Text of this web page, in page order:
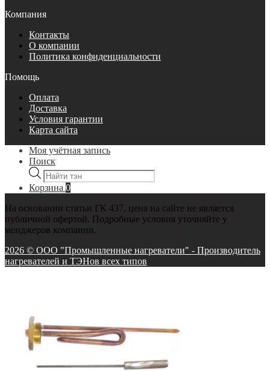
Компания
Контакты
О компании
Политика конфиденциальности
Помощь
Оплата
Доставка
Условия гарантии
Карта сайта
Моя учётная запись
Поиск
Поиск
товаров
Корзина 0
На основании статьи ГК 437, цена на сайте не является
публичной офертой. Подробные условия уточняйте у
менджеров компании.
2026 © ООО "Промышленные нагреватели" - Производитель
нагревателей и ТЭНов всех типов